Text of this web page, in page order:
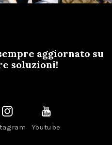
aggiornato su
soluzioni!
Youtube